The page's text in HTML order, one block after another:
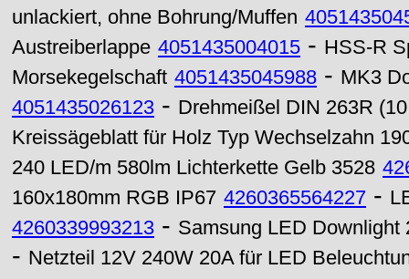
unlackiert, ohne Bohrung/Muffen
Austreiberlappe 4051435004015 - HSS-R
Morsekegelschaft 4051435045988 - MK3
4051435026123 - Drehmeißel DIN 263R
Kreissägeblatt für Holz Typ Wechselzahn
240 LED/m 580lm Lichterkette Gelb 3528
160x180mm RGB IP67 4260365564227 -
4260339993213 - Samsung LED
- Netzteil 12V 240W 20A für LED